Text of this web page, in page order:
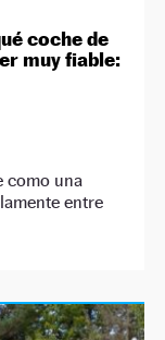
coche de
muy fiable:
como una
entre